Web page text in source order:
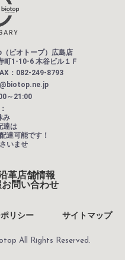
ビオトープ）広島店
町1-10-6 木谷ビル１Ｆ
：082-249-8793
～21:00
み
達は
達可能です！
いませ
革店舗情報
お問い合わせ
リシー サイトマップ
All Rights Reserved.